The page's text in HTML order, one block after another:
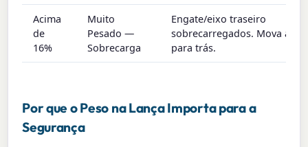
Acima
de
16%
Muito
Pesado —
Sobrecarga
Engate/eixo traseiro
sobrecarregados. Mova a
para trás.
Por que o Peso na Lança Importa para a
Segurança